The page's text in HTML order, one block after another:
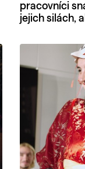
pracovníci
jejich silách,